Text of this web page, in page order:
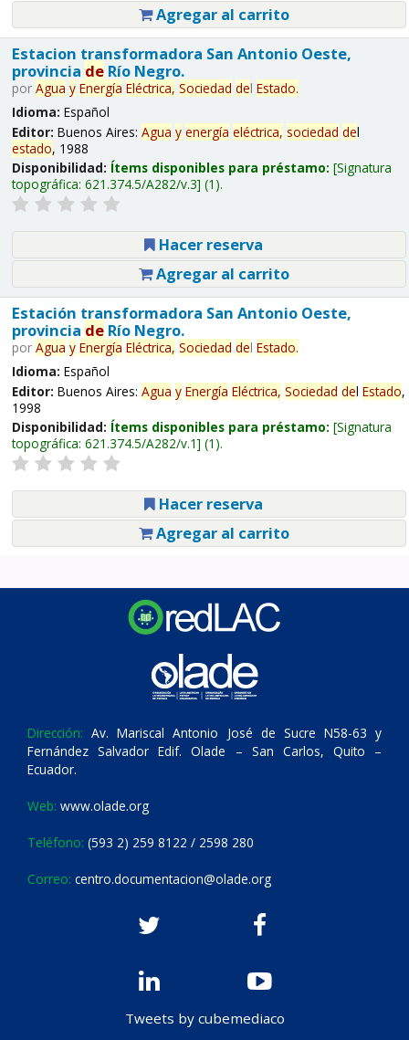
Agregar al carrito
Estacion transformadora San Antonio Oeste,
provincia deRío Negro.
por Agua y Energía Eléctrica, Sociedad del Estado.
Idioma: Español
Editor: Buenos Aires: Agua y energía eléctrica, sociedad del
estado, 1988
Disponibilidad: Ítems disponibles para préstamo: Signatura
topográfica: 621.374.5/A282/v.3 (1).
Hacer reserva
Agregar al carrito
Estación transformadora San Antonio Oeste,
provincia deRío Negro.
por Agua y Energía Eléctrica, Sociedad del Estado.
Idioma: Español
Editor: Buenos Aires: Agua y Energía Eléctrica, Sociedad del Estado,
1998
Disponibilidad: Ítems disponibles para préstamo: Signatura
topográfica: 621.374.5/A282/v.1 (1).
Hacer reserva
Agregar al carrito
Dirección: Av. Mariscal Antonio José de Sucre N58-63 y
Fernández Salvador Edif. Olade – San Carlos, Quito –
Ecuador.
Web: www.olade.org
Teléfono: (593 2) 259 8122 / 2598 280
Correo: centro.documentacion@olade.org
Tweets by cubemediaco